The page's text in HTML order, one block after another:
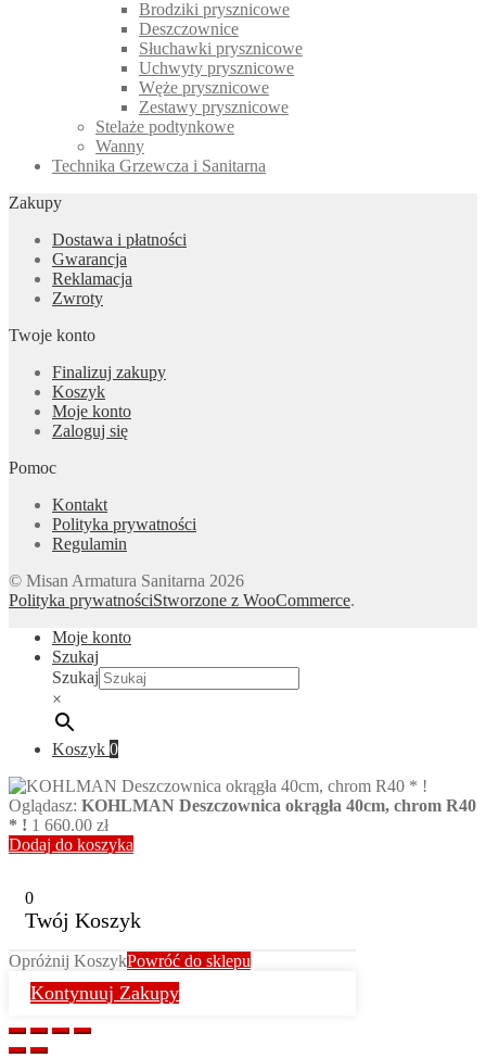
Brodziki prysznicowe
Deszczownice
Słuchawki prysznicowe
Uchwyty prysznicowe
Węże prysznicowe
Zestawy prysznicowe
Stelaże podtynkowe
Wanny
Technika Grzewcza i Sanitarna
Zakupy
Dostawa i płatności
Gwarancja
Reklamacja
Zwroty
Twoje konto
Finalizuj zakupy
Koszyk
Moje konto
Zaloguj się
Pomoc
Kontakt
Polityka prywatności
Regulamin
© Misan Armatura Sanitarna 2026
Polityka prywatnościStworzone z WooCommerce.
Moje konto
Szukaj
Szukaj
×
Koszyk 0
Oglądasz: KOHLMAN Deszczownica okrągła 40cm, chrom R40
* ! 1 660.00 zł
Dodaj do koszyka
0
Twój Koszyk
Opróżnij KoszykPowróć do sklepu
Kontynuuj Zakupy